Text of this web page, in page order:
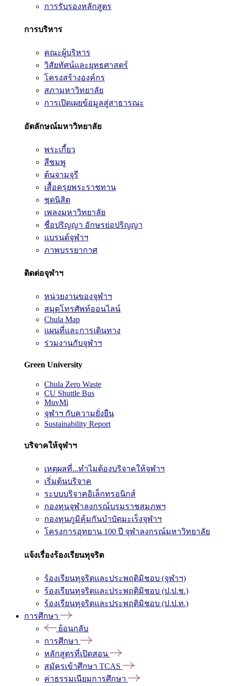
การรับรองหลักสูตร
การบริหาร
คณะผู้บริหาร
วิสัยทัศน์และยุทธศาสตร์
โครงสร้างองค์กร
สภามหาวิทยาลัย
การเปิดเผยข้อมูลสู่สาธารณะ
อัตลักษณ์มหาวิทยาลัย
พระเกี้ยว
สีชมพู
ต้นจามจุรี
เสื้อครุยพระราชทาน
ชุดนิสิต
เพลงมหาวิทยาลัย
ชื่อปริญญา อักษรย่อปริญญา
แบรนด์จุฬาฯ
ภาพบรรยากาศ
ติดต่อจุฬาฯ
หน่วยงานของจุฬาฯ
สมุดโทรศัพท์ออนไลน์
Chula Map
แผนที่และการเดินทาง
ร่วมงานกับจุฬาฯ
Green University
Chula Zero Waste
CU Shuttle Bus
MuvMi
จุฬาฯ กับความยั่งยืน
Sustainability Report
บริจาคให้จุฬาฯ
เหตุผลที่...ทำไมต้องบริจาคให้จุฬาฯ
เริ่มต้นบริจาค
ระบบบริจาคอิเล็กทรอนิกส์
กองทุนจุฬาลงกรณ์บรมราชสมภพฯ
กองทุนภูมิคุ้มกันบำบัดมะเร็งจุฬาฯ
โครงการอุทยาน 100 ปี จุฬาลงกรณ์มหาวิทยาลัย
แจ้งเรื่องร้องเรียนทุจริต
ร้องเรียนทุจริตและประพฤติมิชอบ (จุฬาฯ)
ร้องเรียนทุจริตและประพฤติมิชอบ (ป.ป.ช.)
ร้องเรียนทุจริตและประพฤติมิชอบ (ป.ป.ท.)
การศึกษา
ย้อนกลับ
การศึกษา
หลักสูตรที่เปิดสอน
สมัครเข้าศึกษา TCAS
ค่าธรรมเนียมการศึกษา